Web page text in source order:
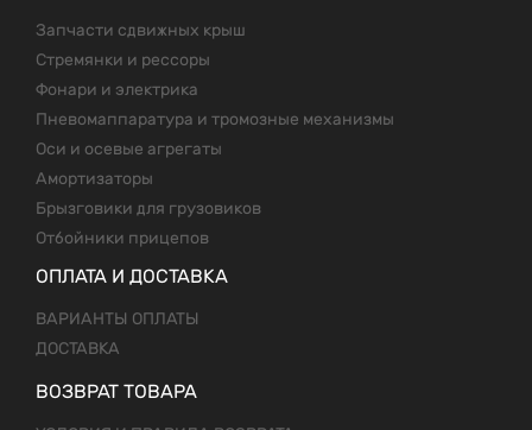
Запчасти сдвижных крыш
Стремянки и рессоры
Фонари и электрика
Пневомаппаратура и тромозные механизмы
Оси и осевые агрегаты
Амортизаторы
Брызговики для грузовиков
Отбойники прицепов
ОПЛАТА И ДОСТАВКА
ВАРИАНТЫ ОПЛАТЫ
ДОСТАВКА
ВОЗВРАТ ТОВАРА